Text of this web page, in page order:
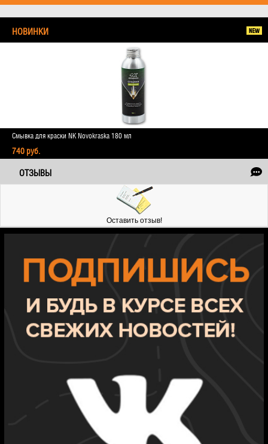
НОВИНКИ
Смывка для краски NK Novokraska 180 мл
740 руб.
ОТЗЫВЫ
Оставить отзыв!